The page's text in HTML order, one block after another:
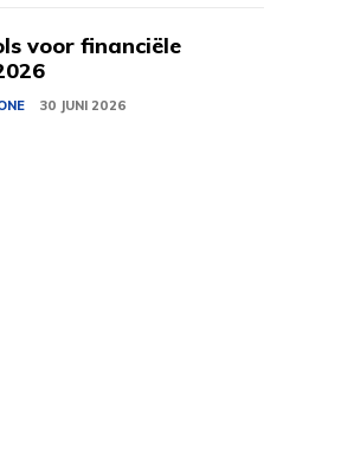
voor financiële
30 JUNI 2026